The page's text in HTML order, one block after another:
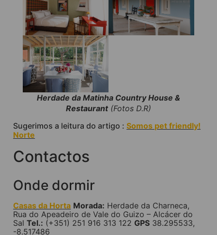
Herdade da Matinha Country House &
Restaurant (Fotos D.R)
Sugerimos a leitura do artigo :Somos pet friendly!
Norte
Contactos
Onde dormir
Casas da Horta Morada: Herdade da Charneca,
Rua do Apeadeiro de Vale do Guizo – Alcácer do
SalTel.: (+351) 251 916 313 122 GPS 38.295533,
-8.517486